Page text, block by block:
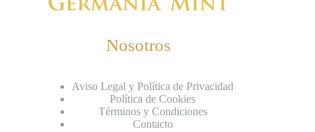
Nosotros
Aviso Legal y Política de Privacidad
Política de Cookies
Términos y Condiciones
Contacto